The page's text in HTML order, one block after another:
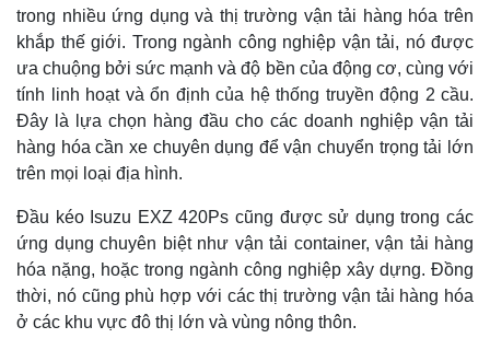
trong nhiều ứng dụng và thị trường vận tải hàng hóa trên
khắp thế giới. Trong ngành công nghiệp vận tải, nó được
ưa chuộng bởi sức mạnh và độ bền của động cơ, cùng với
tính linh hoạt và ổn định của hệ thống truyền động 2 cầu.
Đây là lựa chọn hàng đầu cho các doanh nghiệp vận tải
hàng hóa cần xe chuyên dụng để vận chuyển trọng tải lớn
trên mọi loại địa hình.
Đầu kéo Isuzu EXZ 420Ps cũng được sử dụng trong các
ứng dụng chuyên biệt như vận tải container, vận tải hàng
hóa nặng, hoặc trong ngành công nghiệp xây dựng. Đồng
thời, nó cũng phù hợp với các thị trường vận tải hàng hóa
ở các khu vực đô thị lớn và vùng nông thôn.